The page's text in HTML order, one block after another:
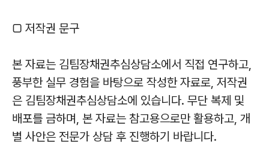
□ 저작권 문구
본 자료는 김팀장채권추심상담소에서 직접 연구하고,
풍부한 실무 경험을 바탕으로 작성한 자료로, 저작권
은 김팀장채권추심상담소에 있습니다. 무단 복제 및
배포를 금하며, 본 자료는 참고용으로만 활용하고, 개
별 사안은 전문가 상담 후 진행하기 바랍니다.